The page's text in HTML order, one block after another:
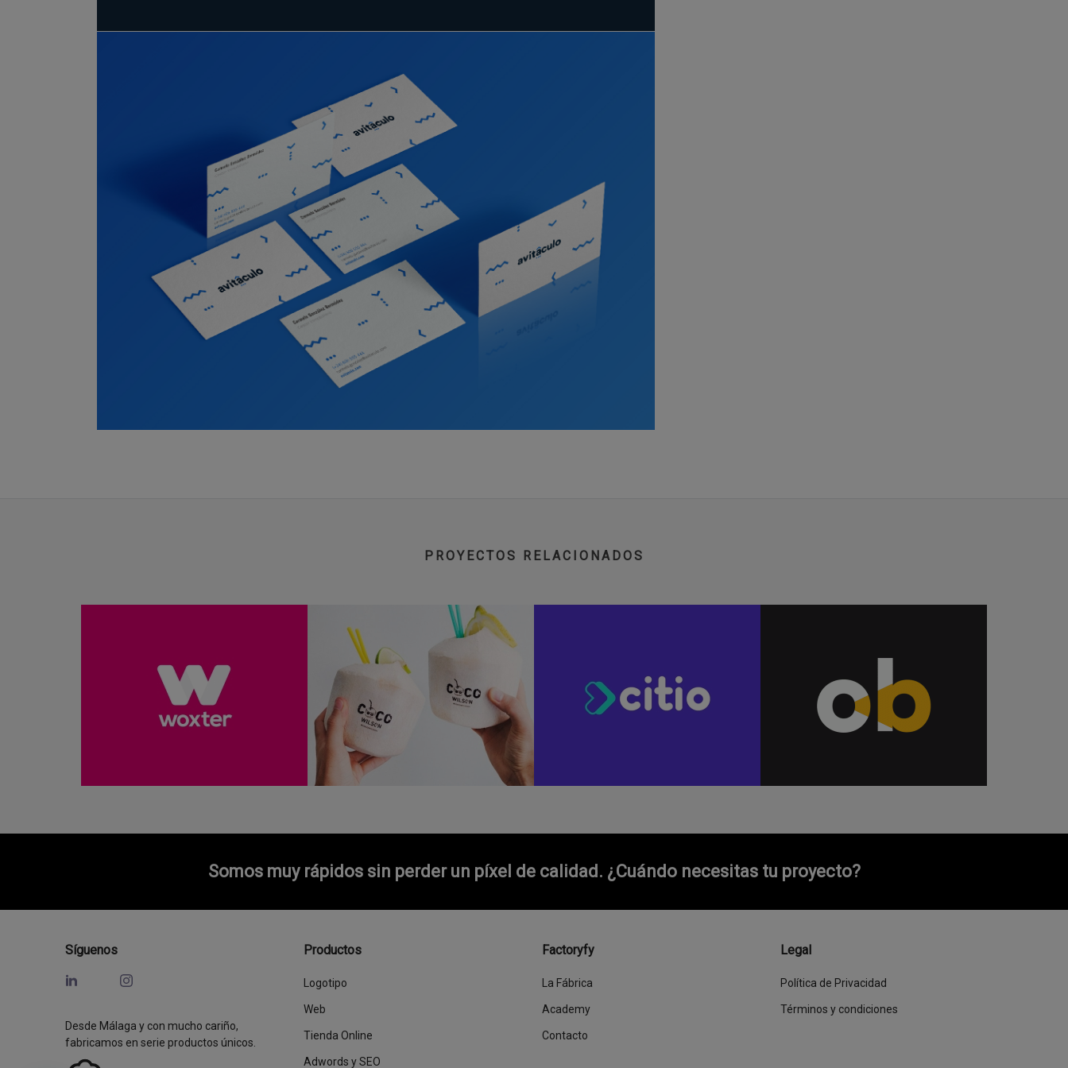
PROYECTOS RELACIONADOS
Somos muy rápidos sin perder un píxel de calidad. ¿Cuándo necesitas tu proyecto?
Síguenos
Desde Málaga y con mucho cariño,
fabricamos en serie productos únicos.
Productos
Logotipo
Web
Tienda Online
Adwords y SEO
Factoryfy
La Fábrica
Academy
Contacto
Legal
Política de Privacidad
Términos y condiciones